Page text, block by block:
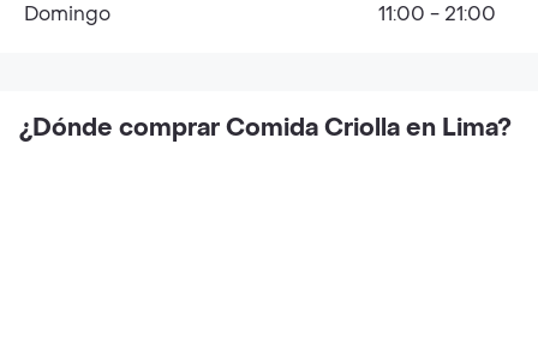
¿Dónde comprar Comida Criolla en Lima?
Domingo
11:00 - 21:00